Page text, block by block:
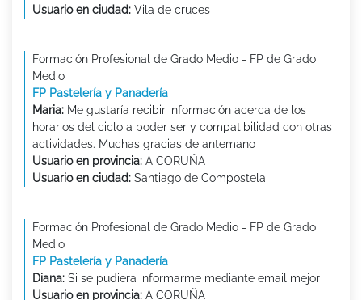
Usuario en ciudad: Vila de cruces
Formación Profesional de Grado Medio - FP de Grado
Medio
FP Pastelería y Panadería
Maria: Me gustaría recibir información acerca de los
horarios del ciclo a poder ser y compatibilidad con otras
actividades. Muchas gracias de antemano
Usuario en provincia: A CORUÑA
Usuario en ciudad: Santiago de Compostela
Formación Profesional de Grado Medio - FP de Grado
Medio
FP Pastelería y Panadería
Diana: Si se pudiera informarme mediante email mejor
Usuario en provincia: A CORUÑA